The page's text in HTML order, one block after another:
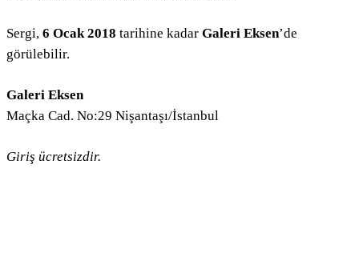
Sergi, 6 Ocak 2018 tarihine kadar Galeri Eksen’de
görülebilir.
Galeri Eksen
Maçka Cad. No:29 Nişantaşı/İstanbul
Giriş ücretsizdir.